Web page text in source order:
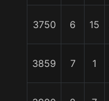
3750 6 15
3859 7 1